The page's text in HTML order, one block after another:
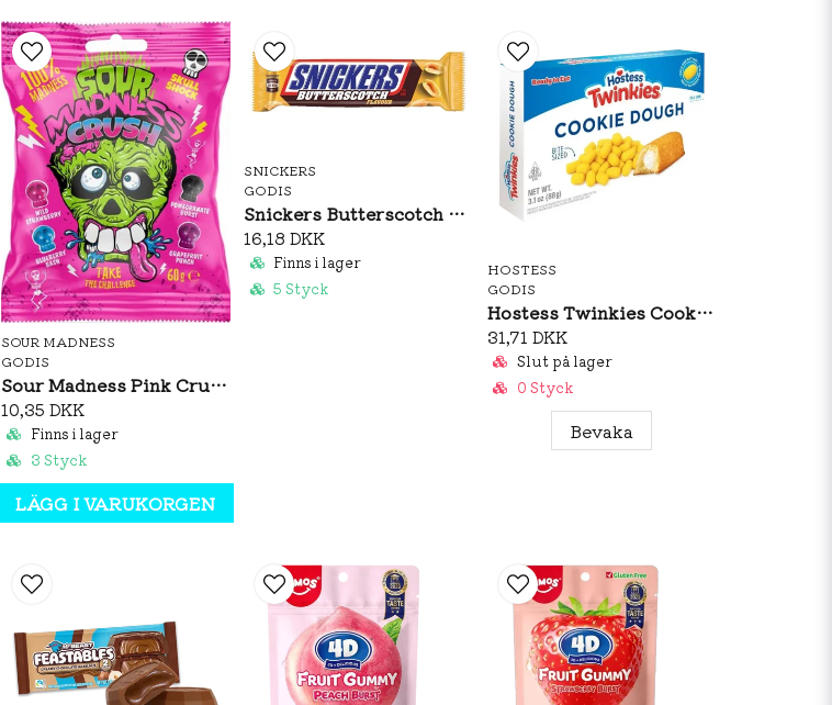
SOUR MADNESS
GODIS
Sour Madness Pink Crush 60g
10,35 DKK
Finns i lager
3 Styck
LÄGG I VARUKORGEN
SNICKERS
GODIS
Snickers Butterscotch 40g
16,18 DKK
Finns i lager
5 Styck
HOSTESS
GODIS
Hostess Twinkies Cookie Dough 88g
31,71 DKK
Slut på lager
0 Styck
Bevaka